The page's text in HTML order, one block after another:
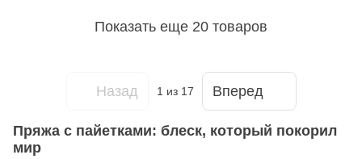
Показать еще 20 товаров
Назад 1 из 17 Вперед
Пряжа с пайетками: блеск, который покорил
мир